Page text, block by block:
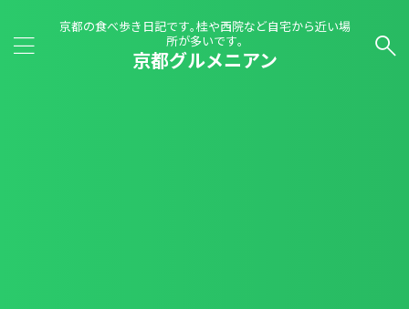
京都の食べ歩き日記です｡桂や西院など自宅から近い場
所が多いです｡
京都グルメニアン